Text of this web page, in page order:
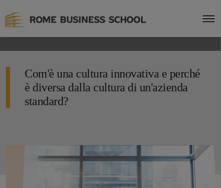
Com'è una cultura innovativa e perché
è diversa dalla cultura di un'azienda
standard?